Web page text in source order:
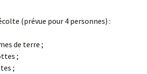
(prévue pour 4 personnes) :
de terre ;
;
;